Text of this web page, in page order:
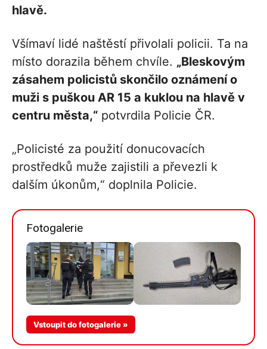
hlavě.
Všímaví lidé naštěstí přivolali policii. Ta na
místo dorazila během chvíle. „Bleskovým
zásahem policistů skončilo oznámení o
muži s puškou AR 15 a kuklou na hlavě v
centru města,“ potvrdila Policie ČR.
„Policisté za použití donucovacích
prostředků muže zajistili a převezli k
dalším úkonům,“ doplnila Policie.
Fotogalerie
Vstoupit do fotogalerie »